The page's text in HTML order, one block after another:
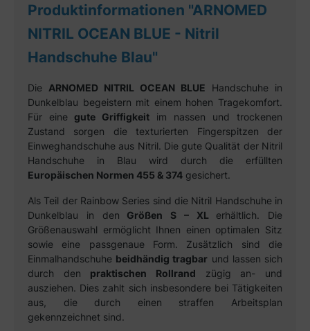
Produktinformationen "ARNOMED
NITRIL OCEAN BLUE - Nitril
Handschuhe Blau"
Die ARNOMED NITRIL OCEAN BLUE Handschuhe in
Dunkelblau begeistern mit einem hohen Tragekomfort.
Für eine gute Griffigkeit im nassen und trockenen
Zustand sorgen die texturierten Fingerspitzen der
Einweghandschuhe aus Nitril. Die gute Qualität der Nitril
Handschuhe in Blau wird durch die erfüllten
Europäischen Normen 455 & 374 gesichert.
Als Teil der Rainbow Series sind die Nitril Handschuhe in
Dunkelblau in den Größen S – XL erhältlich. Die
Größenauswahl ermöglicht Ihnen einen optimalen Sitz
sowie eine passgenaue Form. Zusätzlich sind die
Einmalhandschuhe beidhändig tragbar und lassen sich
durch den praktischen Rollrand zügig an- und
ausziehen. Dies zahlt sich insbesondere bei Tätigkeiten
aus, die durch einen straffen Arbeitsplan
gekennzeichnet sind.